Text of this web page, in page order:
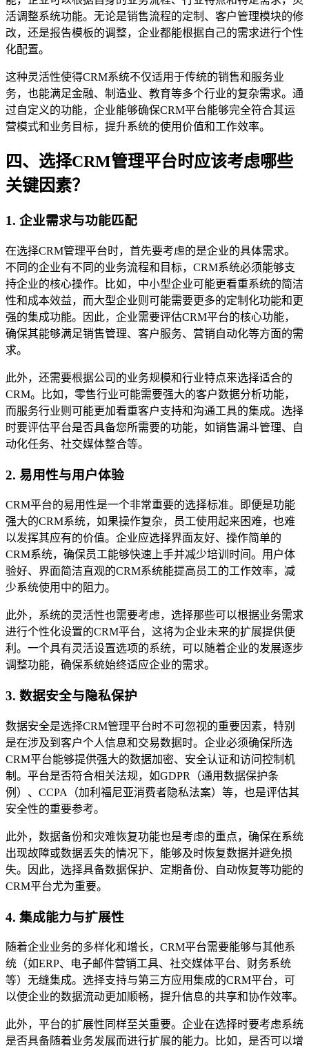
活调整系统功能。无论是销售流程的定制、客户管理模块的修
改，还是报告模板的调整，企业都能根据自己的需求进行个性
化配置。
这种灵活性使得CRM系统不仅适用于传统的销售和服务业
务，也能满足金融、制造业、教育等多个行业的复杂需求。通
过自定义的功能，企业能够确保CRM平台能够完全符合其运
营模式和业务目标，提升系统的使用价值和工作效率。
四、选择CRM管理平台时应该考虑哪些
关键因素？
1. 企业需求与功能匹配
在选择CRM管理平台时，首先要考虑的是企业的具体需求。
不同的企业有不同的业务流程和目标，CRM系统必须能够支
持企业的核心操作。比如，中小型企业可能更看重系统的简洁
性和成本效益，而大型企业则可能需要更多的定制化功能和更
强的集成功能。因此，企业需要评估CRM平台的核心功能，
确保其能够满足销售管理、客户服务、营销自动化等方面的需
求。
此外，还需要根据公司的业务规模和行业特点来选择适合的
CRM。比如，零售行业可能需要强大的客户数据分析功能，
而服务行业则可能更加看重客户支持和沟通工具的集成。选择
时要评估平台是否具备您所需要的功能，如销售漏斗管理、自
动化任务、社交媒体整合等。
2. 易用性与用户体验
CRM平台的易用性是一个非常重要的选择标准。即便是功能
强大的CRM系统，如果操作复杂，员工使用起来困难，也难
以发挥其应有的价值。企业应选择界面友好、操作简单的
CRM系统，确保员工能够快速上手并减少培训时间。用户体
验好、界面简洁直观的CRM系统能提高员工的工作效率，减
少系统使用中的阻力。
此外，系统的灵活性也需要考虑，选择那些可以根据业务需求
进行个性化设置的CRM平台，这将为企业未来的扩展提供便
利。一个具有灵活设置选项的系统，可以随着企业的发展逐步
调整功能，确保系统始终适应企业的需求。
3. 数据安全与隐私保护
数据安全是选择CRM管理平台时不可忽视的重要因素，特别
是在涉及到客户个人信息和交易数据时。企业必须确保所选
CRM平台能够提供强大的数据加密、安全认证和访问控制机
制。平台是否符合相关法规，如GDPR（通用数据保护条
例）、CCPA（加利福尼亚消费者隐私法案）等，也是评估其
安全性的重要参考。
此外，数据备份和灾难恢复功能也是考虑的重点，确保在系统
出现故障或数据丢失的情况下，能够及时恢复数据并避免损
失。因此，选择具备数据保护、定期备份、自动恢复等功能的
CRM平台尤为重要。
4. 集成能力与扩展性
随着企业业务的多样化和增长，CRM平台需要能够与其他系
统（如ERP、电子邮件营销工具、社交媒体平台、财务系统
等）无缝集成。选择支持与第三方应用集成的CRM平台，可
以使企业的数据流动更加顺畅，提升信息的共享和协作效率。
此外，平台的扩展性同样至关重要。企业在选择时要考虑系统
是否具备随着业务发展而进行扩展的能力。比如，是否可以增